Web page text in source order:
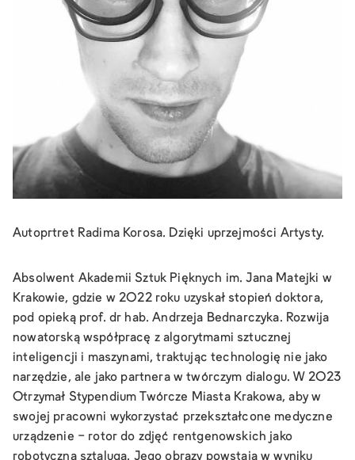
Autoprtret Radima Korosa. Dzięki uprzejmości Artysty.
Absolwent Akademii Sztuk Pięknych im. Jana Matejki w
Krakowie, gdzie w 2022 roku uzyskał stopień doktora,
pod opieką prof. dr hab. Andrzeja Bednarczyka. Rozwija
nowatorską współpracę z algorytmami sztucznej
inteligencji i maszynami, traktując technologię nie jako
narzędzie, ale jako partnera w twórczym dialogu. W 2023
Otrzymał Stypendium Twórcze Miasta Krakowa, aby w
swojej pracowni wykorzystać przekształcone medyczne
urządzenie - rotor do zdjęć rentgenowskich jako
robotyczną sztaluga. Jego obrazy powstają w wyniku